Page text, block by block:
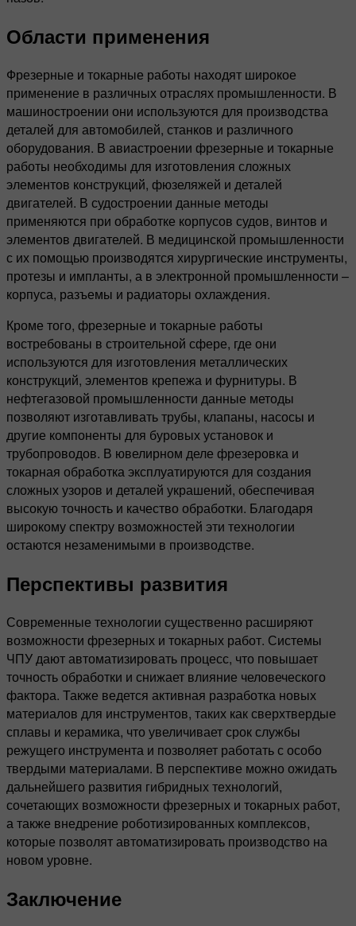
Области применения
Фрезерные и токарные работы находят широкое
применение в различных отраслях промышленности. В
машиностроении они используются для производства
деталей для автомобилей, станков и различного
оборудования. В авиастроении фрезерные и токарные
работы необходимы для изготовления сложных
элементов конструкций, фюзеляжей и деталей
двигателей. В судостроении данные методы
применяются при обработке корпусов судов, винтов и
элементов двигателей. В медицинской промышленности
с их помощью производятся хирургические инструменты,
протезы и импланты, а в электронной промышленности –
корпуса, разъемы и радиаторы охлаждения.
Кроме того, фрезерные и токарные работы
востребованы в строительной сфере, где они
используются для изготовления металлических
конструкций, элементов крепежа и фурнитуры. В
нефтегазовой промышленности данные методы
позволяют изготавливать трубы, клапаны, насосы и
другие компоненты для буровых установок и
трубопроводов. В ювелирном деле фрезеровка и
токарная обработка эксплуатируются для создания
сложных узоров и деталей украшений, обеспечивая
высокую точность и качество обработки. Благодаря
широкому спектру возможностей эти технологии
остаются незаменимыми в производстве.
Перспективы развития
Современные технологии существенно расширяют
возможности фрезерных и токарных работ. Системы
ЧПУ дают автоматизировать процесс, что повышает
точность обработки и снижает влияние человеческого
фактора. Также ведется активная разработка новых
материалов для инструментов, таких как сверхтвердые
сплавы и керамика, что увеличивает срок службы
режущего инструмента и позволяет работать с особо
твердыми материалами. В перспективе можно ожидать
дальнейшего развития гибридных технологий,
сочетающих возможности фрезерных и токарных работ,
а также внедрение роботизированных комплексов,
которые позволят автоматизировать производство на
новом уровне.
Заключение